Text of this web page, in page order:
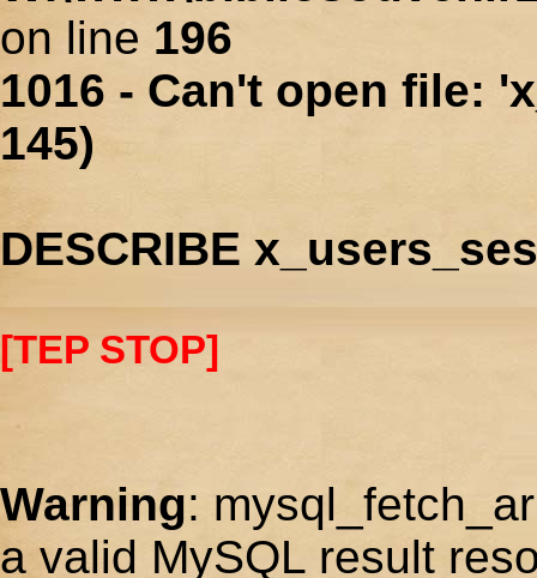
on line 196
1016 - Can't open file:
145)
DESCRIBE
[TEP STOP]
Warning:
a valid MySQL result